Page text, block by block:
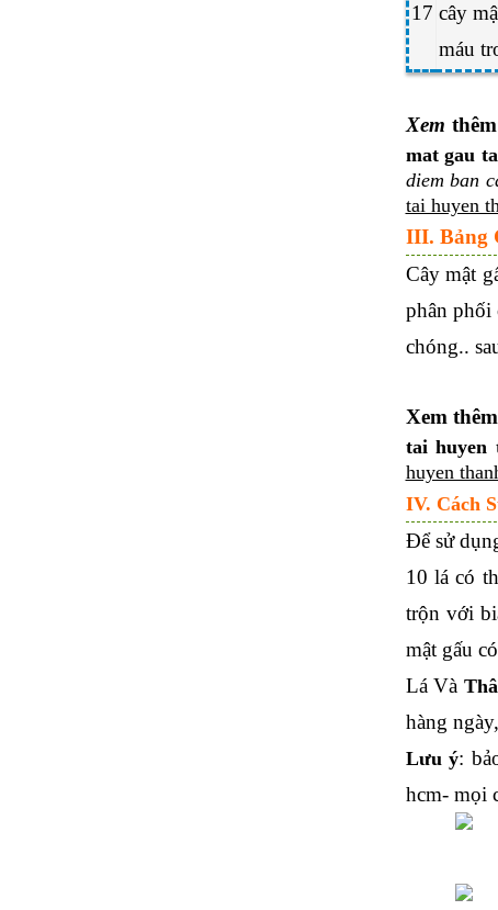
17 cây
máu
Xem thêm
mat gau
diem ban
tai huyen
III. Bảng
Cây mật
phân phối
chóng..
Xem
tai huyen
huyen
IV. Cách
Để sử
10 lá có
trộn với
mật gấu
Lá Và
hàng
Lưu ý:
hcm- mọi